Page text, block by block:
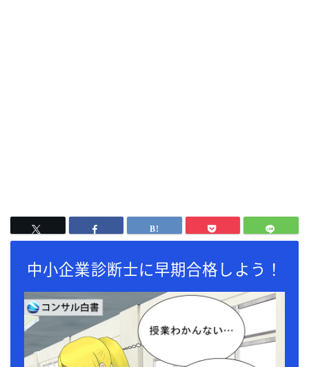
中小企業診断士に早期合格しよう！